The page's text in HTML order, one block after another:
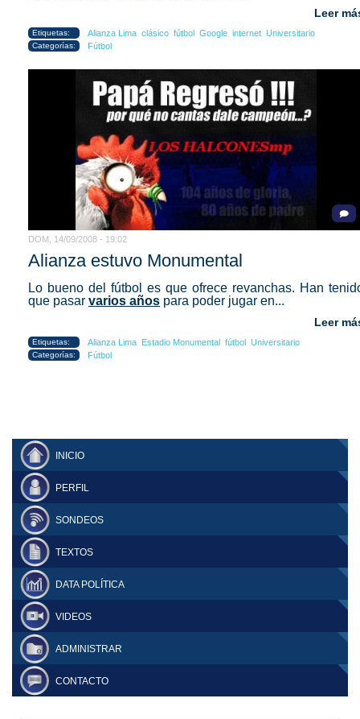
Leer
Etiquetas: Alianza Lima clásico fútbol Google internet Universitario
Categorías: Fútbol
DOM, 14/09/2008 - 19:02
Alianza estuvo Monumental
Lo bueno del fútbol es que ofrece revanchas. Han
que pasar varios años para poder jugar en...
Leer
Etiquetas: Alianza Lima Estadio Monumental fútbol Universitario
Categorías: Fútbol
INICIO
PERFIL
SONDEOS
TEXTOS
DATA POLÍTICA
VIDEOS
ADMINISTRAR
CONTACTO